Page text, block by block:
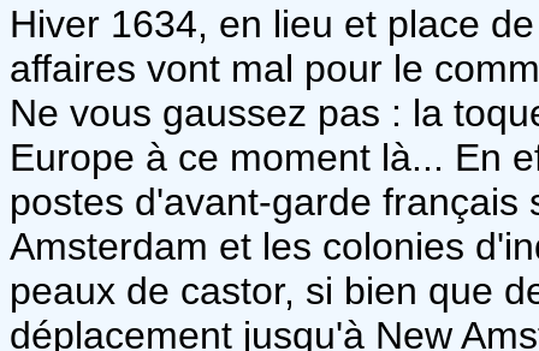
Hiver 1634, en lieu et place
affaires vont mal pour le
Ne vous gaussez pas : la
Europe à ce moment là... En
postes d'avant-garde
Amsterdam et les colonies
peaux de castor, si bien que
déplacement jusqu'à New